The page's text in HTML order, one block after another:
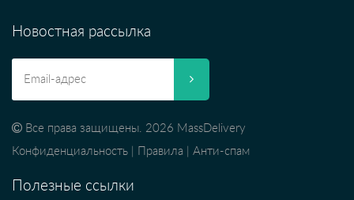
Новостная рассылка
Все права защищены. 2026 MassDelivery
Конфиденциальность
Правила Анти-спам
Полезные ссылки